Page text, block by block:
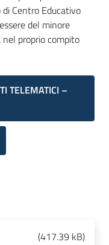
Centro Educativo
del minore
proprio compito
TELEMATICI –
(417.39 kB)